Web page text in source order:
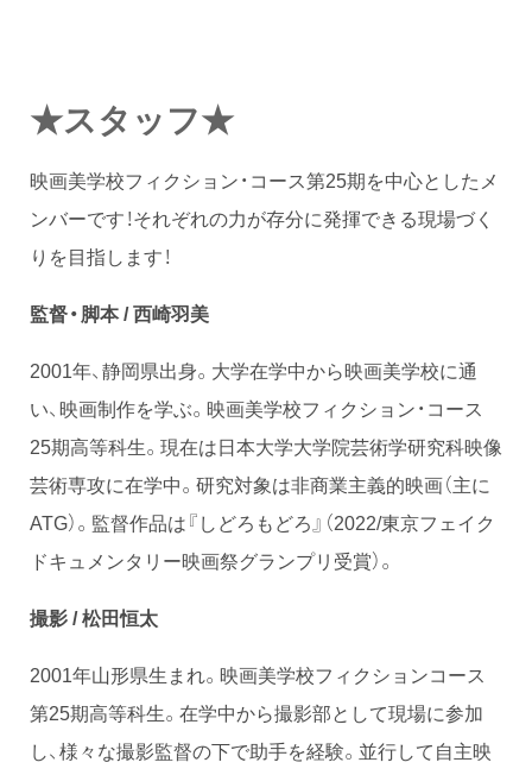
★スタッフ★
映画美学校フィクション・コース第25期を中心としたメ
ンバーです！それぞれの力が存分に発揮できる現場づく
りを目指します！
監督・脚本 / 西崎羽美
2001年、静岡県出身。大学在学中から映画美学校に通
い、映画制作を学ぶ。映画美学校フィクション・コース
25期高等科生。現在は日本大学大学院芸術学研究科映像
芸術専攻に在学中。研究対象は非商業主義的映画（主に
ATG）。監督作品は『しどろもどろ』（2022/東京フェイク
ドキュメンタリー映画祭グランプリ受賞）。
撮影 / 松田恒太
2001年山形県生まれ。映画美学校フィクションコース
第25期高等科生。在学中から撮影部として現場に参加
し、様々な撮影監督の下で助手を経験。並行して自主映